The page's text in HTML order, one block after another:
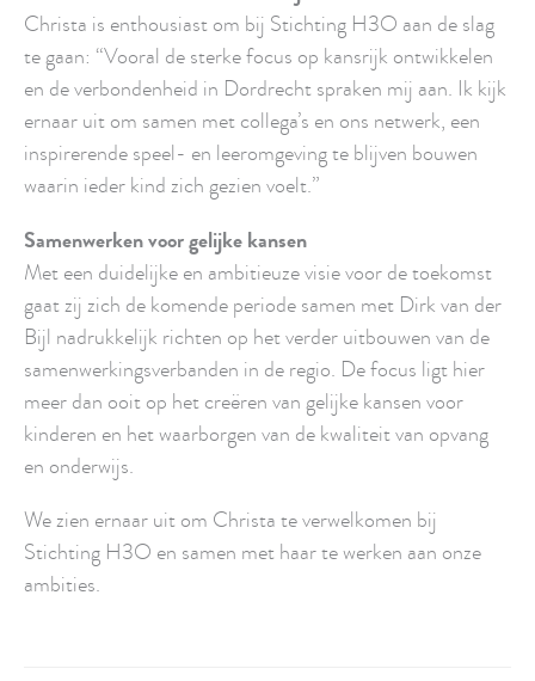
Christa is enthousiast om bij Stichting H3O aan de slag
te gaan: “Vooral de sterke focus op kansrijk ontwikkelen
en de verbondenheid in Dordrecht spraken mij aan. Ik kijk
ernaar uit om samen met collega’s en ons netwerk, een
inspirerende speel- en leeromgeving te blijven bouwen
waarin ieder kind zich gezien voelt.”
Samenwerken voor gelijke kansen
Met een duidelijke en ambitieuze visie voor de toekomst
gaat zij zich de komende periode samen met Dirk van der
Bijl nadrukkelijk richten op het verder uitbouwen van de
samenwerkingsverbanden in de regio. De focus ligt hier
meer dan ooit op het creëren van gelijke kansen voor
kinderen en het waarborgen van de kwaliteit van opvang
en onderwijs.
We zien ernaar uit om Christa te verwelkomen bij
Stichting H3O en samen met haar te werken aan onze
ambities.